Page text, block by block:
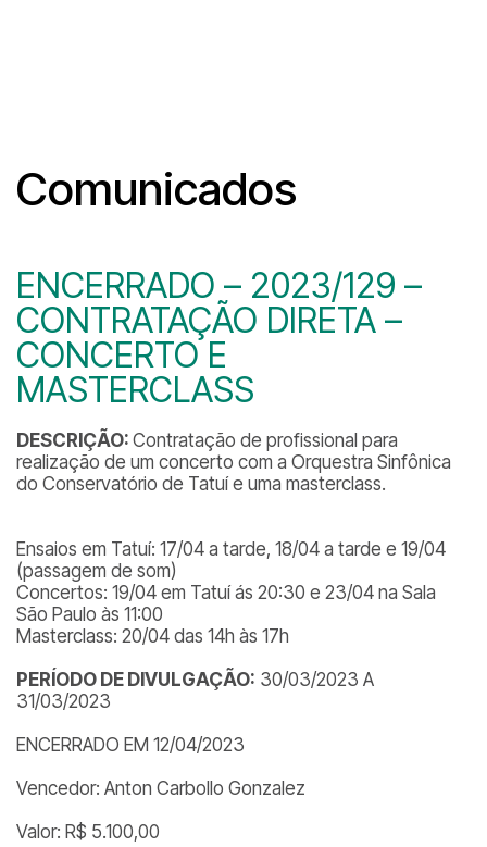
Comunicados
ENCERRADO – 2023/129 –
CONTRATAÇÃO DIRETA –
CONCERTO E
MASTERCLASS
DESCRIÇÃO: Contratação de profissional para
realização de um concerto com a Orquestra Sinfônica
do Conservatório de Tatuí e uma masterclass.
Ensaios em Tatuí: 17/04 a tarde, 18/04 a tarde e 19/04
(passagem de som)
Concertos: 19/04 em Tatuí ás 20:30 e 23/04 na Sala
São Paulo às 11:00
Masterclass: 20/04 das 14h às 17h
PERÍODO DE DIVULGAÇÃO: 30/03/2023 A
31/03/2023
ENCERRADO EM 12/04/2023
Vencedor: Anton Carbollo Gonzalez
Valor: R$ 5.100,00